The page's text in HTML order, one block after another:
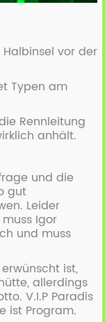
vor der
Typen am
Rennleitung
anhält.
und die
gut
Leider
Igor
und muss
ist,
allerdings
V.I.P Paradis
ist Program.